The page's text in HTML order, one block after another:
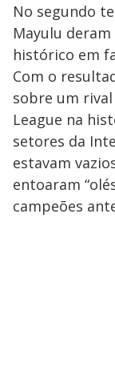
No segundo
Mayulu
histórico em
Com o
sobre um
League na
setores da
estavam
entoaram
campeões